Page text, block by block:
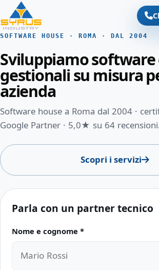
SOFTWARE HOUSE · ROMA · DAL 2004
Sviluppiamo software
gestionali su misura
azienda
Software house a Roma dal 2004 ·
Google Partner · 5,0★ su 64
Scopri i servizi
Parla con un partner tecnico
Non compilare questo campo
Nome e cognome *